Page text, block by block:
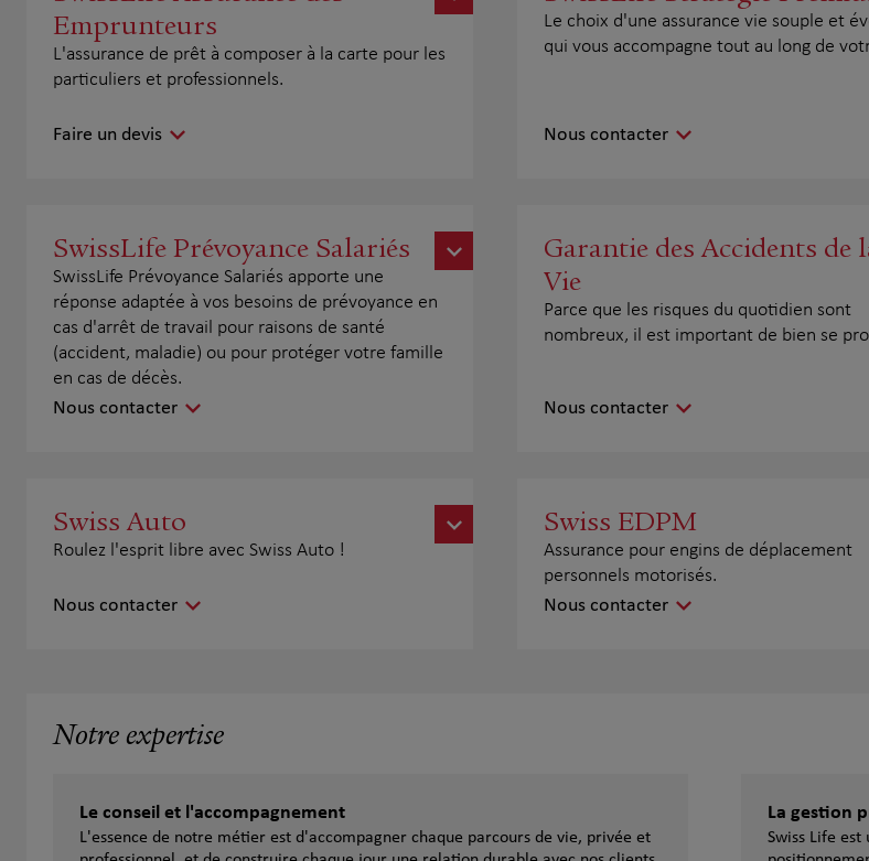
Emprunteurs
L'assurance de prêt à composer à la carte pour les
particuliers et professionnels.
Faire un devis
Le choix d'une assurance vie souple et
qui vous accompagne tout au long de
Nous contacter
SwissLife Prévoyance Salariés
SwissLife Prévoyance Salariés apporte une
réponse adaptée à vos besoins de prévoyance en
cas d'arrêt de travail pour raisons de santé
(accident, maladie) ou pour protéger votre famille
en cas de décès.
Nous contacter
Garantie des Accidents de
Vie
Parce que les risques du quotidien sont
nombreux, il est important de bien se
Nous contacter
Swiss Auto
Roulez l'esprit libre avec Swiss Auto !
Nous contacter
Swiss EDPM
Assurance pour engins de déplacement
personnels motorisés.
Nous contacter
Notre expertise
Le conseil et l'accompagnement
L'essence de notre métier est d'accompagner chaque parcours de vie, privée et
La gestion
Swiss Life